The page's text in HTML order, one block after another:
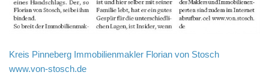
Kreis Pinneberg Immobilienmakler Florian von Stosch
www.von-stosch.de